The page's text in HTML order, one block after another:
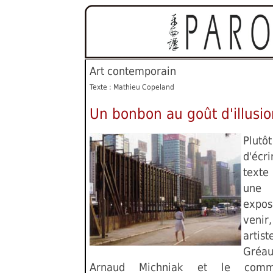
Art contemporain
Texte : Mathieu Copeland
Un bonbon au goût
une
Arnaud Michniak et le